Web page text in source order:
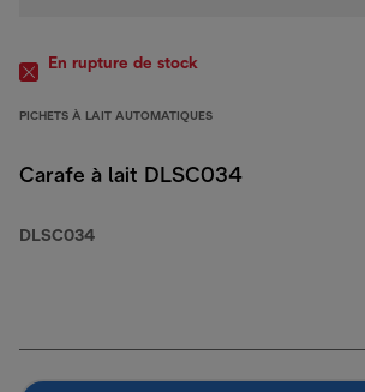
En rupture de stock
PICHETS À LAIT AUTOMATIQUES
Carafe à lait DLSC034
DLSC034